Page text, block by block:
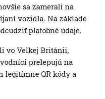
sa zamerali na
vozidla. Na základe
platobné údaje.
vo Veľkej Británii,
prelepujú na
legitímne QR kódy a